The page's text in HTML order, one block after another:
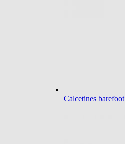
Calcetines barefoot